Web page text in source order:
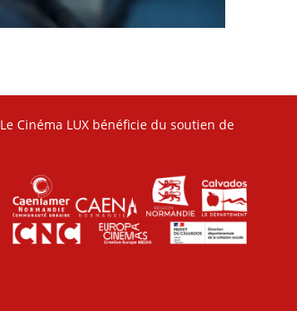
Le Cinéma LUX bénéficie du soutien de